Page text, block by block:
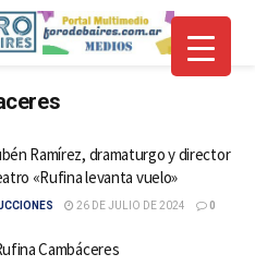
Ramírez, dramaturgo y director
«Rufina levanta vuelo»
26 DE JULIO DE 2024 0
Cambáceres